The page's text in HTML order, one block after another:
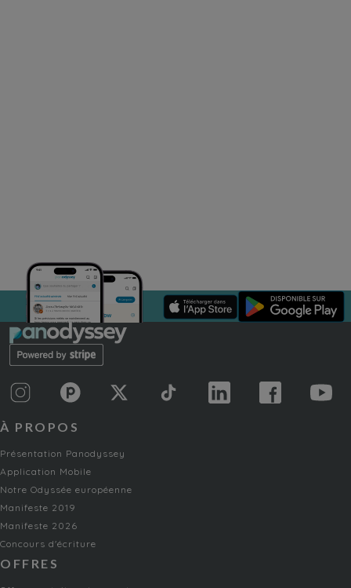
À PROPOS
Présentation Panodyssey
Application Mobile
Notre Odyssée européenne
Manifeste 2019
Manifeste 2026
Concours d'écriture
OFFRES